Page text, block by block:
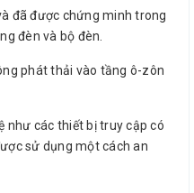
đã được chứng minh trong
đèn và bộ đèn.
phát thải vào tầng ô-zôn
như các thiết bị truy cập có
sử dụng một cách an